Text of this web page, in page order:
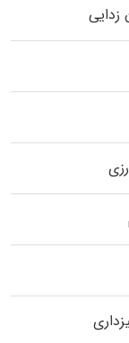
زدایی